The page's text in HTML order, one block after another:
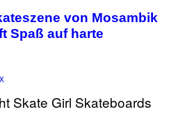
von Mosambik
Spaß auf harte